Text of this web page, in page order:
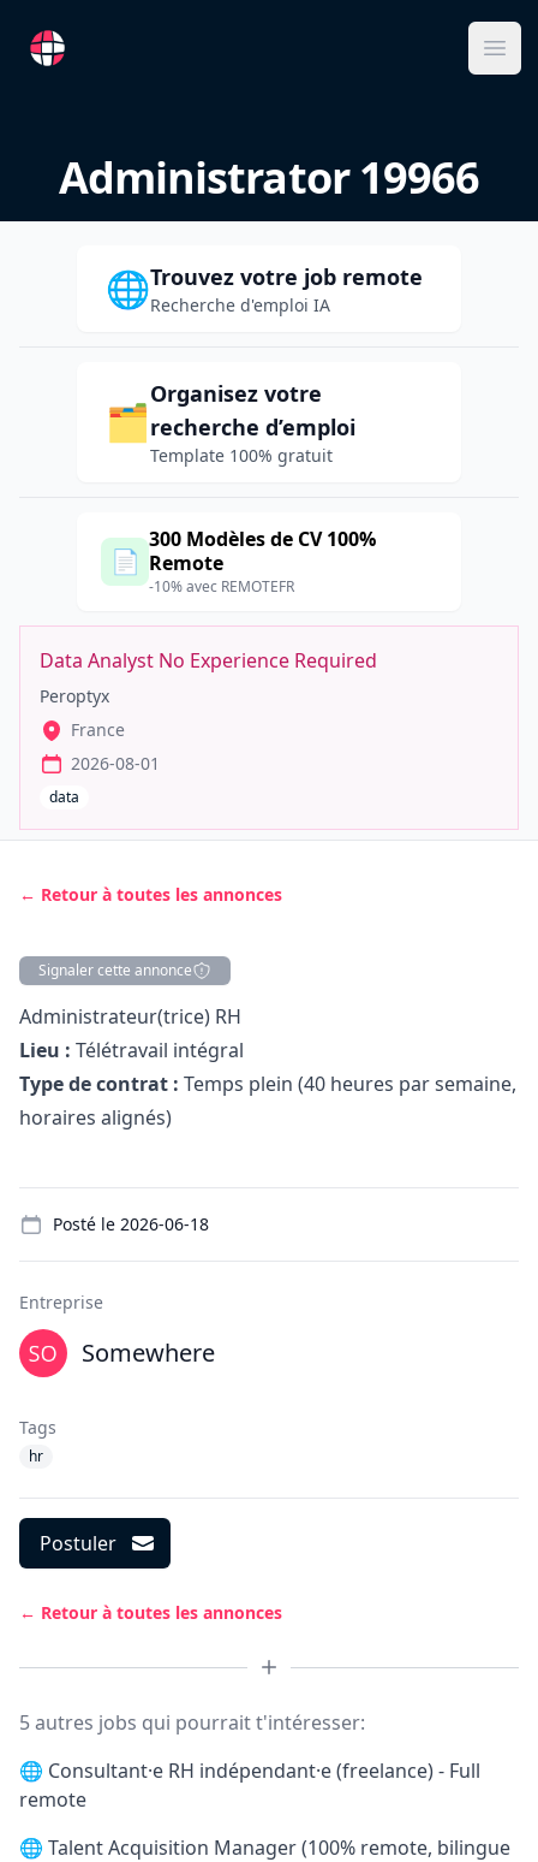
RemoteFR
Administrator 19966
🌐Trouvez votre job remote
Recherche d'emploi IA
🗂️
Organisez votre
recherche d’emploi
Template 100% gratuit
📄
300 Modèles de CV 100%
Remote
-10% avec REMOTEFR
Data Analyst No Experience Required
Peroptyx
France
2026-08-01
data
← Retour à toutes les annonces
Signaler cette annonce
Description
Administrateur(trice) RH
Lieu : Télétravail intégral
Type de contrat : Temps plein (40 heures par semaine,
horaires alignés)
Posté le 2026-06-18
Entreprise
Somewhere
Tags
hr
Postuler
← Retour à toutes les annonces
5 autres jobs qui pourrait t'intéresser:
🌐 Consultant·e RH indépendant·e (freelance) - Full
remote
🌐 Talent Acquisition Manager (100% remote, bilingue